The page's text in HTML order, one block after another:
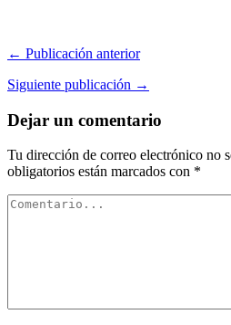
← Publicación anterior
Siguiente publicación →
Dejar un comentario
Tu dirección de correo electrónico no
obligatorios están marcados con *